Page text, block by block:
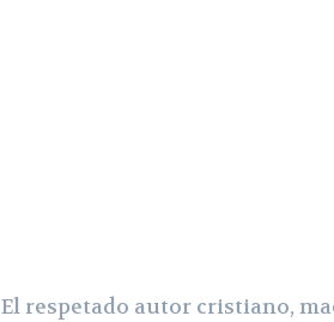
El respetado autor cristiano,